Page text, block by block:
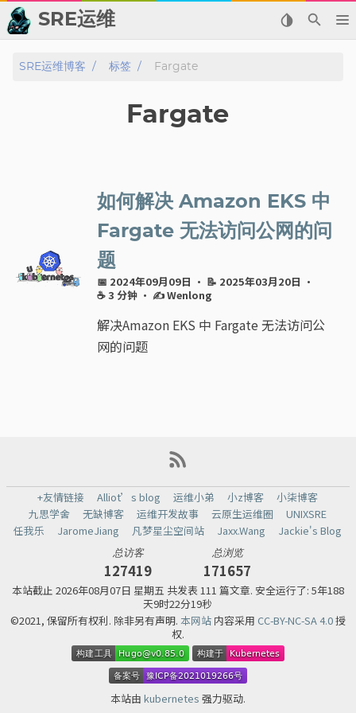
SRE运维
📂 归档
SRE运维博客 标签 Fargate
Fargate
如何解决 Amazon EKS 中
Fargate 无法访问公网的问
题
📅 2024年09月09日 · 📝 2025年03月20日 ·
☕ 3 分钟 · ✍ Wenlong
解决Amazon EKS 中 Fargate 无法访问公
网的问题
+友情链接 Alliot’s blog 运维小弟 小z博客
小柒博客
九思学舍
无缺博客 运维开发故事 云原生运维圈
UNIXSRE
任我乐
JaromeJiang 凡梦星尘空间站 Jaxx.Wang Jackie's Blog
总访客
127419
总浏览
171657
本站截止 2026年08月07日 星期五 共发表 111 篇文章. 安全运行了: 5年188
天9时22分19秒
©2021, 保留所有权利. 除非另有声明. 本网站 内容采用 CC-BY-NC-SA 4.0授
权.
本站由 kubernetes 强力驱动.